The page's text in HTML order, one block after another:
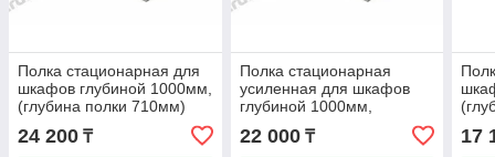
Полка стационарная для
шкафов глубиной 1000мм,
(глубина полки 710мм)
распределенная нагрузка
20кг, цвет-серый
24 200 ₸
Полка стационарная
усиленная для шкафов
глубиной 1000мм,
(глубина полки 710мм)
распределенная нагрузка
22 000₸ 17